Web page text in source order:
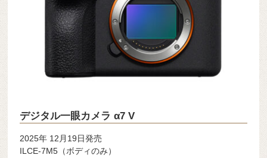
デジタル一眼カメラ α7 V
2025年 12月19日発売
ILCE-7M5（ボディのみ）